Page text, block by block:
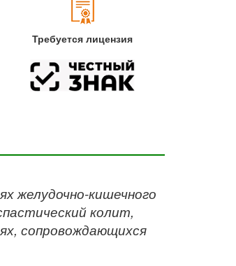
Требуется лицензия
желудочно-кишечного
колит,
сопровождающихся